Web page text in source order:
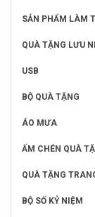
SẢN PHẨM LÀM
QUÀ TẶNG LƯU
USB
BỘ QUÀ TẶNG
ÁO MƯA
ẤM CHÉN QUÀ
QUÀ TẶNG
BỘ SỐ KỶ NIỆM